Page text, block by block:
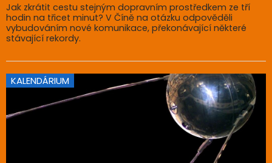
Jak zkrátit cestu stejným dopravním prostředkem ze tří
hodin na třicet minut? V Číně na otázku odpověděli
vybudováním nové komunikace, překonávající některé
stávající rekordy.
KALENDÁRIUM